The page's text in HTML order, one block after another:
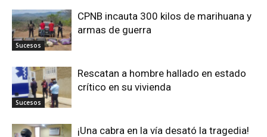
Sucesos
CPNB incauta 300 kilos de marihuana y
armas de guerra
Sucesos
Rescatan a hombre hallado en estado
crítico en su vivienda
¡Una cabra en la vía desató la tragedia!